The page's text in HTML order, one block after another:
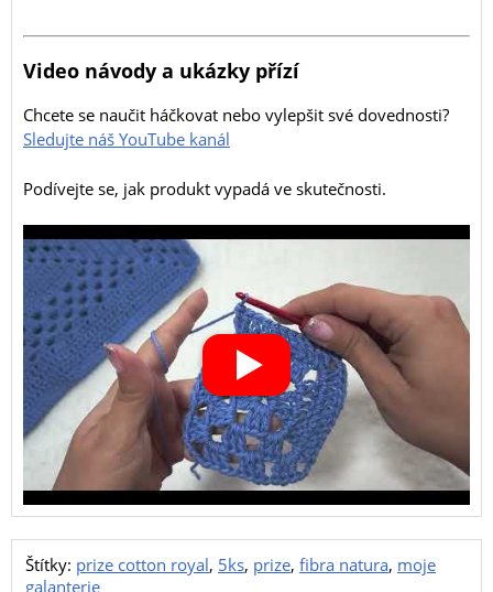
Video návody a ukázky přízí
Chcete se naučit háčkovat nebo vylepšit své dovednosti?
Sledujte náš YouTube kanál
Podívejte se, jak produkt vypadá ve skutečnosti.
Štítky: prize cotton royal, 5ks, prize, fibra natura, moje
galanterie